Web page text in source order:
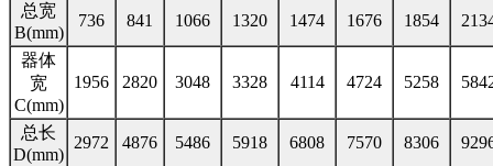
总宽
B(mm)
736 841 1066 1320 1474 1676 1854
器体
宽
C(mm)
1956 2820 3048 3328 4114 4724 5258
总长
D(mm)
2972 4876 5486 5918 6808 7570 8306